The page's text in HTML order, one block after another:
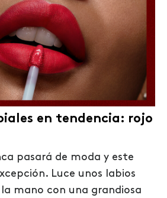
en tendencia: rojo
pasará de moda y este
Luce unos labios
la mano con una grandiosa